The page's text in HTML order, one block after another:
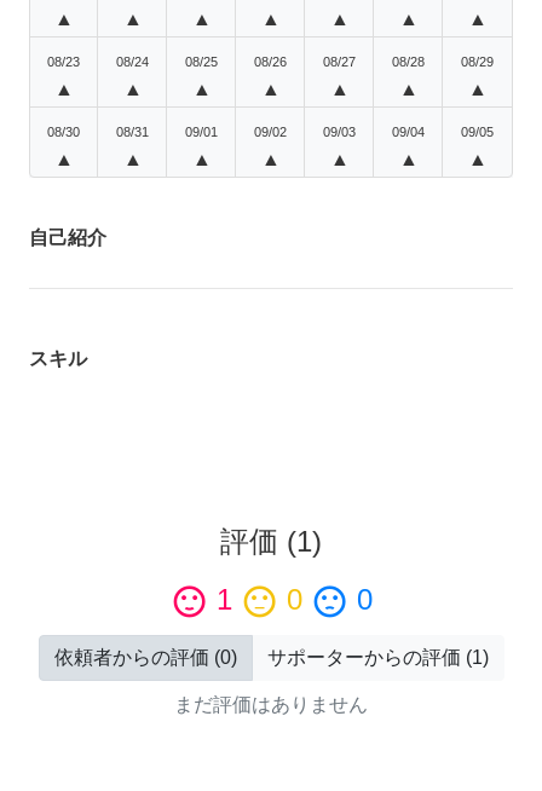
▲ ▲ ▲ ▲ ▲ ▲ ▲
08/23
▲
08/24
▲
08/25
▲
08/26
▲
08/27
▲
08/28
▲
08/29
▲
08/30
▲
08/31
▲
09/01
▲
09/02
▲
09/03
▲
09/04
▲
09/05
▲
自己紹介
スキル
評価 (1)
sentiment_satisfied 1 sentiment_neutral 0 sentiment_dissatisfied 0
依頼者からの評価 (0) サポーターからの評価 (1)
まだ評価はありません